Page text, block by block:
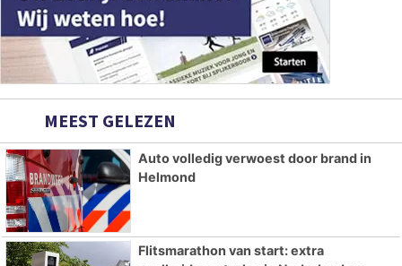
MEEST GELEZEN
Auto volledig verwoest door brand in
Helmond
Flitsmarathon van start: extra